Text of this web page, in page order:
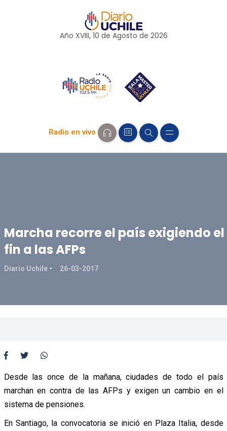
Año XVIII, 10 de Agosto de 2026
Radio en vivo
Marcha recorre el país exigiendo el
fin a las AFPs
Diario Uchile 26-03-2017
Desde las once de la mañana, ciudades de todo el país
marchan en contra de las AFPs y exigen un cambio en el
sistema de pensiones.
En Santiago, la convocatoria se inició en Plaza Italia, desde